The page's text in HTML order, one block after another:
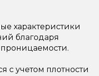
характеристики
благодаря
с учетом плотности